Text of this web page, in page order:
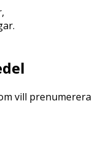
vill prenumerera